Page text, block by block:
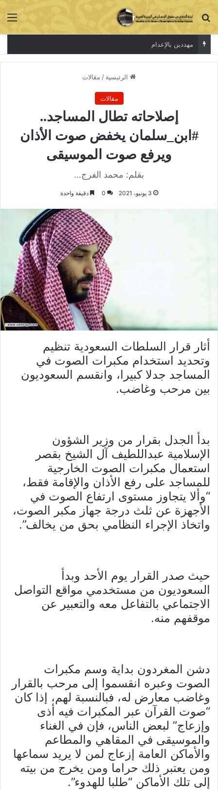
بحث عن
مهددين بالإعدام
الرئيسية / مقالات
مقالات
إصلاحاته تطال المساجد..
#ابن_سلمان يخفض صوت الأذان
ويرفع صوت الموسيقى
بقلم: محمد الفرج...
3 يونيو، 2021 0 دقيقة واحدة
أثار قرار السلطات السعودية تنظيم
وتحديد استخدام مكبرات الصوت في
المساجد جدلا كبيرا، وانقسم السعوديون
بين مرحب وغاضب.
بدأ الجدل بقرار من وزير الشؤون
الإسلامية عبداللطيف آل الشيخ بقصر
استعمال مكبرات الصوت الخارجية
للمساجد على رفع الأذان والإقامة فقط،
“وألا يتجاوز مستوى ارتفاع الصوت في
الأجهزة عن ثلث درجة جهاز مكبر الصوت،
واتخاذ الإجراء النظامي بحق من يخالف”.
حيث صدر القرار يوم الأحد وبدأ
السعوديون من مستخدمي مواقع التواصل
الاجتماعي بالتفاعل معه والتعبير عن
موقفهم منه.
دشن المغردون بداية وسم مكبرات
الصوت وعبره انقسموا إلى مرحب بالقرار
وغاضب معارض له، فبالنسبة لهم، إذا كان
“صوت القرآن عبر المكبرات فيه أذى
وإزعاج” لبعض الناس، فإن في الغناء
والموسيقى في المقاهي والمطاعم
والأماكن العامة إزعاج لمن لا يريد سماعها
ومن يعتبر ذلك حراما ومن يخرج من بيته
إلى تلك الأماكن “طلبا للهدوء”.